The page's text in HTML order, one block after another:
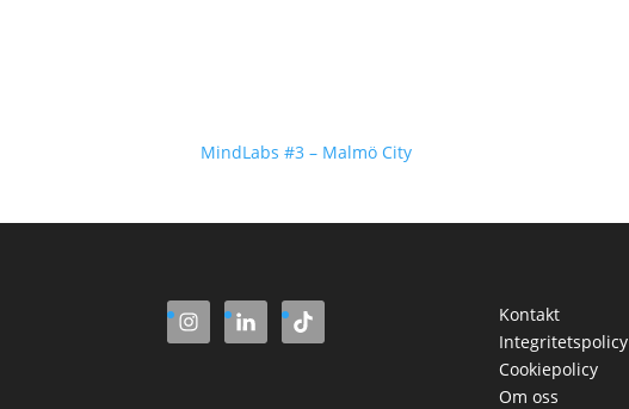
MindLabs #3 – Malmö City
Kontakt
Integritetspolicy
Cookiepolicy
Om oss